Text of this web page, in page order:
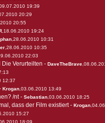
19:39
20:29
20:55
,18.06.2010 19:24
,28.06.2010 10:31
,28.06.2010 10:35
22:03
Verurteilten - DaveTheBrave
12:37
Krogan ,03.06.2010 13:49
/nt- Sebastian ,03.06.2010 18:25
dass der Film existiert- Krogan
15:27
18:09